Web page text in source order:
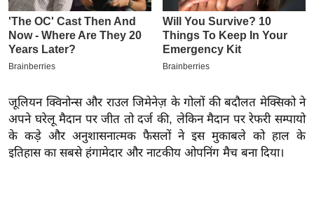
प
र
मि
सा
बे
मि
सा
जूलियन क्विनोन्स और राउल जिमेनेज़ के गोलों की बदौलत मेक्सिको ने
अपने घरेलू मैदान पर जीत तो दर्ज की, लेकिन मैदान पर रेफरी सम्पायो
के कड़े और अनुशासनात्मक फैसलों ने इस मुकाबले को हाल के
इतिहास का सबसे हंगामेदार और नाटकीय ओपनिंग मैच बना दिया।